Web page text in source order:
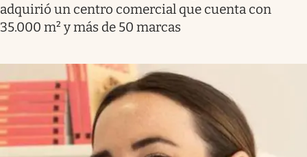
adquirió un centro comercial que cuenta con
35.000 m² y más de 50 marcas